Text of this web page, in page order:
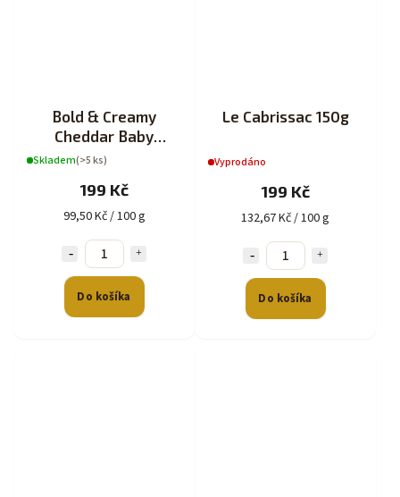
Bold & Creamy
Cheddar Baby
Cheddar s příchutí
Skladem(>5 ks)
199 Kč
99,50 Kč / 100 g
Do košíka
Le Cabrissac 150g
Vyprodáno
199 Kč
132,67 Kč / 100 g
Do košíka